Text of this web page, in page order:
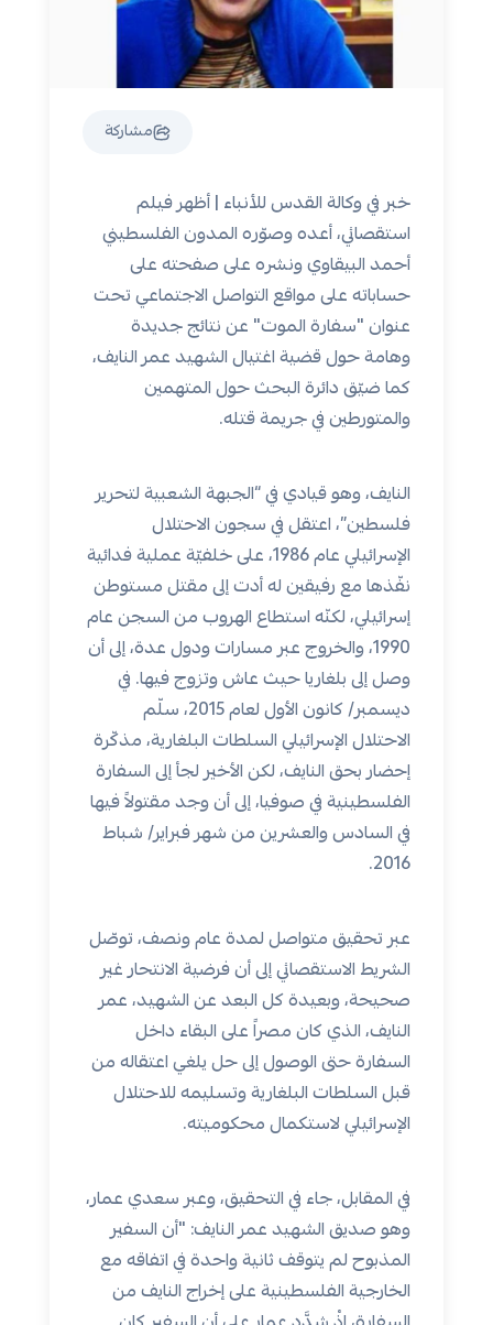
مشاركة
خبر في وكالة القدس للأنباء | أظهر فيلم
استقصائي، أعده وصوّره المدون الفلسطيني
أحمد البيقاوي ونشره على صفحته على
حساباته على مواقع التواصل الاجتماعي تحت
عنوان "سفارة الموت" عن نتائج جديدة
وهامة حول قضية اغتيال الشهيد عمر النايف،
كما ضيّق دائرة البحث حول المتهمين
والمتورطين في جريمة قتله.
النايف، وهو قيادي في “الجبهة الشعبية لتحرير
فلسطين”، اعتقل في سجون الاحتلال
الإسرائيلي عام 1986، على خلفيّة عملية فدائية
نفّذها مع رفيقين له أدت إلى مقتل مستوطن
إسرائيلي، لكنّه استطاع الهروب من السجن عام
1990، والخروج عبر مسارات ودول عدة، إلى أن
وصل إلى بلغاريا حيث عاش وتزوج فيها. في
ديسمبر/ كانون الأول لعام 2015، سلّم
الاحتلال الإسرائيلي السلطات البلغارية، مذكّرة
إحضار بحق النايف، لكن الأخير لجأ إلى السفارة
الفلسطينية في صوفيا، إلى أن وجد مقتولاً فيها
في السادس والعشرين من شهر فبراير/ شباط
2016.
عبر تحقيق متواصل لمدة عام ونصف، توصّل
الشريط الاستقصائي إلى أن فرضية الانتحار غير
صحيحة، وبعيدة كل البعد عن الشهيد، عمر
النايف، الذي كان مصراً على البقاء داخل
السفارة حتى الوصول إلى حل يلغي اعتقاله من
قبل السلطات البلغارية وتسليمه للاحتلال
الإسرائيلي لاستكمال محكوميته.
في المقابل، جاء في التحقيق، وعبر سعدي عمار،
وهو صديق الشهيد عمر النايف: "أن السفير
المذبوح لم يتوقف ثانية واحدة في اتفاقه مع
الخارجية الفلسطينية على إخراج النايف من